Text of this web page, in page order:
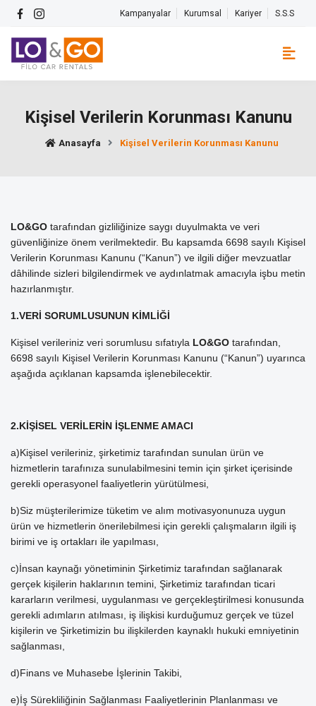
Kampanyalar Kurumsal Kariyer S.S.S
Kişisel Verilerin Korunması Kanunu
Anasayfa Kişisel Verilerin Korunması Kanunu
LO&GO tarafından gizliliğinize saygı duyulmakta ve veri
güvenliğinize önem verilmektedir. Bu kapsamda 6698 sayılı Kişisel
Verilerin Korunması Kanunu (“Kanun”) ve ilgili diğer mevzuatlar
dâhilinde sizleri bilgilendirmek ve aydınlatmak amacıyla işbu metin
hazırlanmıştır.
1.VERİ SORUMLUSUNUN KİMLİĞİ
Kişisel verileriniz veri sorumlusu sıfatıyla LO&GO tarafından,
6698 sayılı Kişisel Verilerin Korunması Kanunu (“Kanun”) uyarınca
aşağıda açıklanan kapsamda işlenebilecektir.
2.KİŞİSEL VERİLERİN İŞLENME AMACI
a)Kişisel verileriniz, şirketimiz tarafından sunulan ürün ve
hizmetlerin tarafınıza sunulabilmesini temin için şirket içerisinde
gerekli operasyonel faaliyetlerin yürütülmesi,
b)Siz müşterilerimize tüketim ve alım motivasyonunuza uygun
ürün ve hizmetlerin önerilebilmesi için gerekli çalışmaların ilgili iş
birimi ve iş ortakları ile yapılması,
c)İnsan kaynağı yönetiminin Şirketimiz tarafından sağlanarak
gerçek kişilerin haklarının temini, Şirketimiz tarafından ticari
kararların verilmesi, uygulanması ve gerçekleştirilmesi konusunda
gerekli adımların atılması, iş ilişkisi kurduğumuz gerçek ve tüzel
kişilerin ve Şirketimizin bu ilişkilerden kaynaklı hukuki emniyetinin
sağlanması,
d)Finans ve Muhasebe İşlerinin Takibi,
e)İş Sürekliliğinin Sağlanması Faaliyetlerinin Planlanması ve